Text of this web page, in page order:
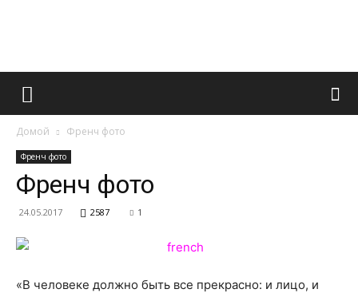
Французский
все
Домой Френч фото
Френч фото
Френч фото
24.05.2017 2587 1
«В человеке должно быть все прекрасно: и лицо, и